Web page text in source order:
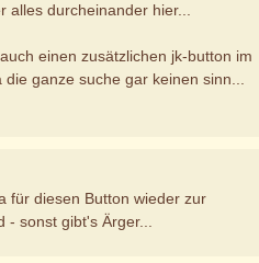
alles durcheinander hier...
einen zusätzlichen jk-button im
ganze suche gar keinen sinn...
für diesen Button wieder zur
- sonst gibt's Ärger...